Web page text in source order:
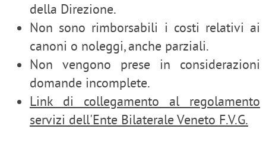
della Direzione.
Non sono rimborsabili i costi relativi ai
canoni o noleggi, anche parziali.
Non vengono prese in considerazioni
domande incomplete.
Link di collegamento al regolamento
servizi dell'Ente Bilaterale Veneto F.V.G.